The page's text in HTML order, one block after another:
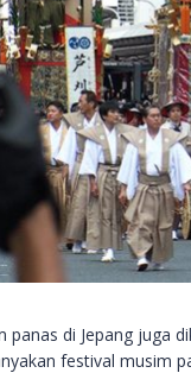
panas di Jepang juga
festival musim